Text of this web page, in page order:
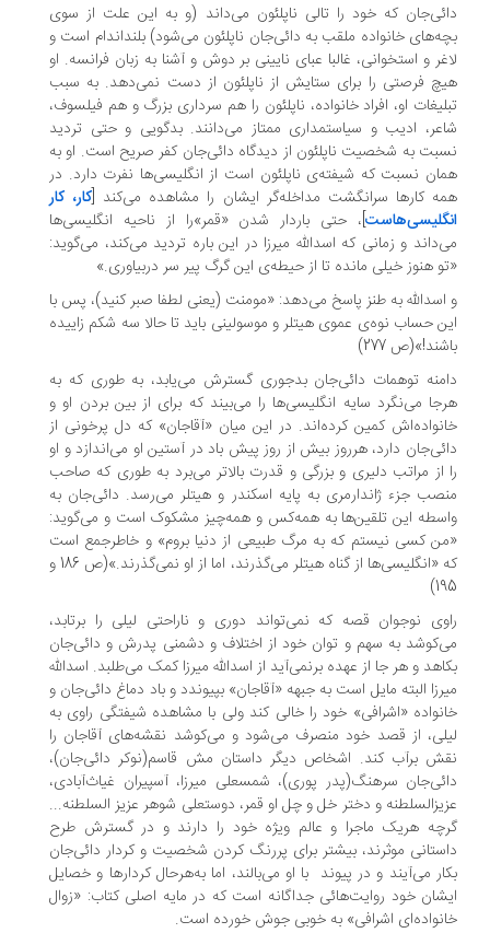
که خود را تالی ناپلئون می‌داند (و به این علت از سوی
خانواده ملقب به دائی‌جان ناپلئون می‌شود) بلنداندام است و
و استخوانی، غالبا عبای نایینی بر دوش و آشنا به‌ زبان‌ فرانسه. او
فرصتی را برای ستایش از ناپلئون از دست نمی‌دهد. به سبب
او، افراد خانواده، ناپلئون را هم سرداری بزرگ و هم فیلسوف،
ادیب و سیاستمداری ممتاز‌ می‌دانند‌. بدگویی و حتی تردید
به شخصیت ناپلئون از دیدگاه دائی‌جان کفر صریح است. او به
نسبت که شیفته‌ی ناپلئون است از انگلیسی‌ها‌ نفرت‌ دارد. در
کارها سرانگشت‌ مداخله‌گر‌ ایشان را مشاهده می‌کند [کار، کار
]، حتی باردار شدن «قمر»را از ناحیه انگلیسی‌ها
و زمانی که اسدالله میرزا در این باره تردید می‌کند، می‌گوید‌:
هنوز خیلی مانده تا‌ از‌ حیطه‌ی این گرگ پیر سر دربیاوری.»
به طنز پاسخ می‌دهد: «مومنت (یعنی لطفا صبر کنید)، پس با
حساب نوه‌ی عموی هیتلر و موسولینی باید تا حالا سه شکم‌ زاییده‌
277)
توهمات دائی‌جان بدجوری گسترش می‌یابد، به طوری که به
می‌نگرد سایه انگلیسی‌ها را می‌بیند که برای از بین بردن او و
کمین کرده‌اند. در این میان‌ «آقاجان‌» که دل‌ پرخونی از
دارد، هرروز بیش از روز پیش باد در آستین او می‌اندازد و او
از‌ مراتب دلیری و بزرگی و قدرت بالاتر می‌برد به طوری که صاحب
جزء‌ ژاندارمری‌ به پایه اسکندر و هیتلر می‌رسد. دائی‌جان به
این تلقین‌ها به همه‌کس و همه‌چیز مشکوک است و می‌گوید:
‌‌کسی‌ نیستم که به مرگ طبیعی از دنیا بروم» و خاطرجمع است
که «انگلیسی‌ها از‌ گناه‌ هیتلر‌ می‌گذرند، اما از او نمی‌گذرند.»(ص 186 و
نوجوان قصه که نمی‌تواند دوری و ناراحتی لیلی‌ را برتابد،
به سهم و توان خود از اختلاف و دشمنی پدرش و دائی‌جان
و هر جا از عهده‌ برنمی‌آید‌ از اسدالله میرزا کمک می‌طلبد. اسدالله
البته مایل است به جبهه «آقاجان» بپیوندد و باد دماغ دائی‌جان و
«اشرافی» خود را خالی کند ولی با مشاهده شیفتگی راوی به‌
از قصد خود منصرف می‌شود و می‌کوشد نقشه‌های آقاجان را
برآب کند. اشخاص دیگر داستان مش قاسم(نوکر دائی‌جان)،
سرهنگ(پدر پوری)، شمسعلی میرزا، آسپیران غیاث‌آبادی،
و دختر خل‌ و چل‌ او قمر، دوستعلی شوهر عزیز السلطنه...
هریک ماجرا و عالم ویژه خود را دارند و در گسترش طرح
موثرند، بیشتر برای پررنگ کردن شخصیت و کردار دائی‌جان
می‌آیند و در پیوند ‌ ‌با او می‌بالند، اما به‌هرحال کردارها و خصایل
خود‌ روایت‌هائی جداگانه است که در مایه اصلی کتاب: «زوال
اشرافی» به خوبی جوش خورده است.